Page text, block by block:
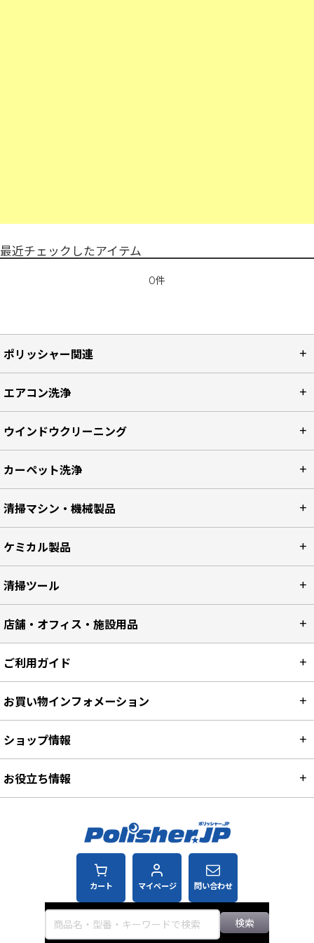
最近チェックしたアイテム
0件
ポリッシャー関連
エアコン洗浄
ウインドウクリーニング
カーペット洗浄
清掃マシン・機械製品
ケミカル製品
清掃ツール
店舗・オフィス・施設用品
カート マイページ 問い合わせ
検索
ご利用ガイド
お買い物インフォメーション
ショップ情報
お役立ち情報